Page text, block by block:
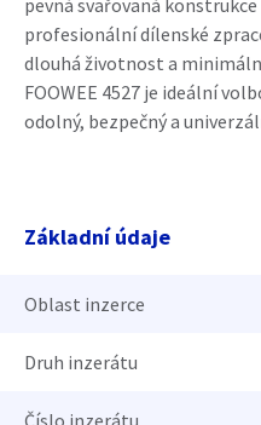
pevná svařovaná konstrukce
profesionální dílenské
dlouhá životnost a
FOOWEE 4527 je ideální
odolný, bezpečný a
Základní údaje
Oblast inzerce
Druh inzerátu
Číslo inzerátu